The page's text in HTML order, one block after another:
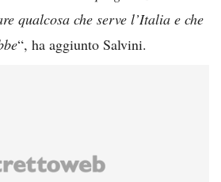
qualcosa che serve l’Italia e che
“, ha aggiunto Salvini.